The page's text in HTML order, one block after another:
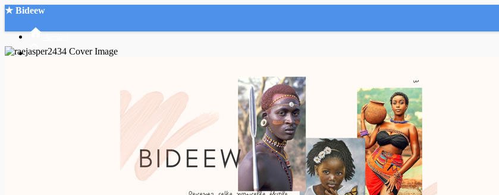
★ Bideew